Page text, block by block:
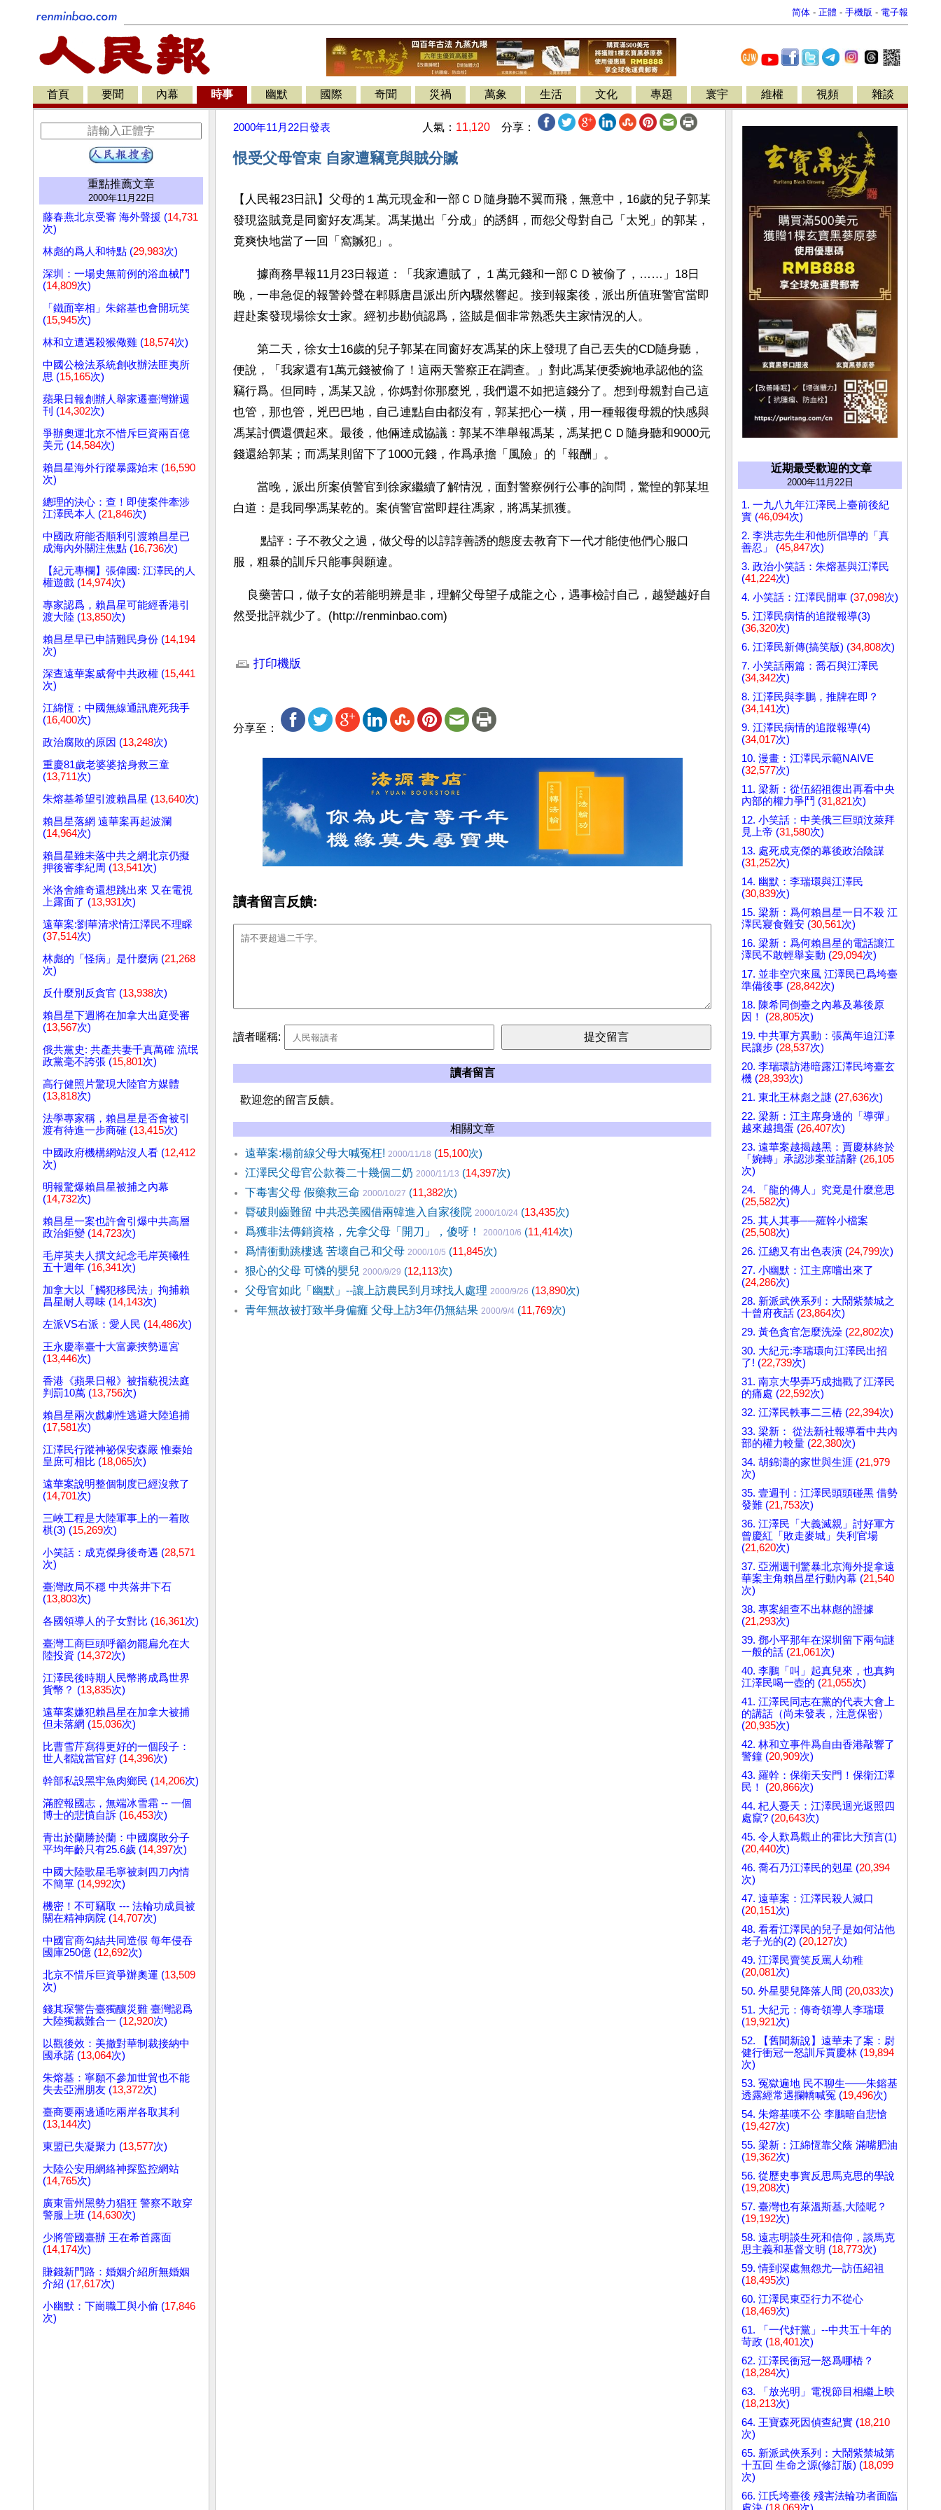
简体 - 正體 - 手機版 - 電子報
首頁 要聞 內幕 時事 幽默 國際 奇聞 災禍 萬象 生活 文化 專題 寰宇 維權 視頻 雜談
重點推薦文章
2000年11月22日
藤春燕北京受審 海外聲援 (14,731
次)
林彪的爲人和特點 (29,983次)
深圳：一場史無前例的浴血械鬥
(14,809次)
「鐵面宰相」朱鎔基也會開玩笑
(15,945次)
林和立遭遇殺猴儆雞 (18,574次)
中國公檢法系統創收辦法匪夷所
思 (15,165次)
蘋果日報創辦人舉家遷臺灣辦週
刊 (14,302次)
爭辦奧運北京不惜斥巨資兩百億
美元 (14,584次)
賴昌星海外行蹤暴露始末 (16,590
次)
總理的決心：查！即使案件牽涉
江澤民本人 (21,846次)
中國政府能否順利引渡賴昌星已
成海內外關注焦點 (16,736次)
【紀元專欄】張偉國: 江澤民的人
權遊戲 (14,974次)
專家認爲，賴昌星可能經香港引
渡大陸 (13,850次)
賴昌星早已申請難民身份 (14,194
次)
深查遠華案威脅中共政權 (15,441
次)
江綿恆：中國無線通訊鹿死我手
(16,400次)
政治腐敗的原因 (13,248次)
重慶81歲老婆婆捨身救三童
(13,711次)
朱熔基希望引渡賴昌星 (13,640次)
賴昌星落網 遠華案再起波瀾
(14,964次)
賴昌星雖未落中共之網北京仍擬
押後審李紀周 (13,541次)
米洛舍維奇還想跳出來 又在電視
上露面了 (13,931次)
遠華案:劉華清求情江澤民不理睬
(37,514次)
林彪的「怪病」是什麼病 (21,268
次)
反什麼別反貪官 (13,938次)
賴昌星下週將在加拿大出庭受審
(13,567次)
俄共黨史: 共產共妻千真萬確 流氓
政黨毫不誇張 (15,801次)
高行健照片驚現大陸官方媒體
(13,818次)
法學專家稱，賴昌星是否會被引
渡有待進一步商確 (13,415次)
中國政府機構網站沒人看 (12,412
次)
明報驚爆賴昌星被捕之內幕
(14,732次)
賴昌星一案也許會引爆中共高層
政治鉅變 (14,723次)
毛岸英夫人撰文紀念毛岸英犧牲
五十週年 (16,341次)
加拿大以「觸犯移民法」拘捕賴
昌星耐人尋味 (14,143次)
左派VS右派：愛人民 (14,486次)
王永慶率臺十大富豪挾勢逼宮
(13,446次)
香港《蘋果日報》被指藐視法庭
判罰10萬 (13,756次)
賴昌星兩次戲劇性逃避大陸追捕
(17,581次)
江澤民行蹤神祕保安森嚴 惟秦始
皇庶可相比 (18,065次)
遠華案說明整個制度已經沒救了
(14,701次)
三峽工程是大陸軍事上的一着敗
棋(3) (15,269次)
小笑話：成克傑身後奇遇 (28,571
次)
臺灣政局不穩 中共落井下石
(13,803次)
各國領導人的子女對比 (16,361次)
臺灣工商巨頭呼籲勿罷扁允在大
陸投資 (14,372次)
江澤民後時期人民幣將成爲世界
貨幣？ (13,835次)
遠華案嫌犯賴昌星在加拿大被捕
但未落網 (15,036次)
比曹雪芹寫得更好的一個段子：
世人都說當官好 (14,396次)
幹部私設黑牢魚肉鄉民 (14,206次)
滿腔報國志，無端冰雪霜 -- 一個
博士的悲憤自訴 (16,453次)
青出於蘭勝於蘭：中國腐敗分子
平均年齡只有25.6歲 (14,397次)
中國大陸歌星毛寧被刺四刀內情
不簡單 (14,992次)
機密！不可竊取 --- 法輪功成員被
關在精神病院 (14,707次)
中國官商勾結共同造假 每年侵吞
國庫250億 (12,692次)
北京不惜斥巨資爭辦奧運 (13,509
次)
錢其琛警告臺獨釀災難 臺灣認爲
大陸獨裁難合一 (12,920次)
以觀後效：美撤對華制裁接納中
國承諾 (13,064次)
朱熔基：寧願不參加世貿也不能
失去亞洲朋友 (13,372次)
臺商要兩邊通吃兩岸各取其利
(13,144次)
東盟已失凝聚力 (13,577次)
大陸公安用網絡神探監控網站
(14,765次)
廣東雷州黑勢力猖狂 警察不敢穿
警服上班 (14,630次)
少將管國臺辦 王在希首露面
(14,174次)
賺錢新門路：婚姻介紹所無婚姻
介紹 (17,617次)
小幽默：下崗職工與小偷 (17,846
次)
2000年11月22日發表 人氣： 11,120 分享：
恨受父母管束 自家遭竊竟與賊分贓
【人民報23日訊】父母的１萬元現金和一部ＣＤ隨身聽不翼而飛，無意中，16歲的兒子郭某
發現盜賊竟是同窗好友馮某。馮某拋出「分成」的誘餌，而怨父母對自己「太兇」的郭某，
竟爽快地當了一回「窩贓犯」。
據商務早報11月23日報道：「我家遭賊了，１萬元錢和一部ＣＤ被偷了，……」18日
晚，一串急促的報警鈴聲在郫縣唐昌派出所內驟然響起。接到報案後，派出所值班警官當即
趕赴案發現場徐女士家。經初步勘偵認爲，盜賊是個非常熟悉失主家情況的人。
第二天，徐女士16歲的兒子郭某在同窗好友馮某的床上發現了自己丟失的CD隨身聽，
便說，「我家還有1萬元錢被偷了！這兩天警察正在調查。」對此馮某便委婉地承認他的盜
竊行爲。但同時，馮某又說，你媽對你那麼兇，我們還不如把這錢分了。想到母親對自己這
也管，那也管，兇巴巴地，自己連點自由都沒有，郭某把心一橫，用一種報復母親的快感與
馮某討價還價起來。最後，他倆達成協議：郭某不準舉報馮某，馮某把ＣＤ隨身聽和9000元
錢還給郭某；而馮某則留下了1000元錢，作爲承擔「風險」的「報酬」。
當晚，派出所案偵警官到徐家繼續了解情況，面對警察例行公事的詢問，驚惶的郭某坦
白道：是我同學馮某乾的。案偵警官當即趕往馮家，將馮某抓獲。
點評：子不教父之過，做父母的以諄諄善誘的態度去教育下一代才能使他們心服口
服，粗暴的訓斥只能事與願違。
然受批評就少了。(http://renminbao.com)
打印機版
分享至：
讀者留言反饋:
讀者暱稱:
讀者留言
歡迎您的留言反饋。
相關文章
遠華案:楊前線父母大喊冤枉! 2000/11/18 (15,100次)
江澤民父母官公款養二十幾個二奶 2000/11/13 (14,397次)
下毒害父母 假藥救三命 2000/10/27 (11,382次)
脣破則齒難留 中共恐美國借兩韓進入自家後院 2000/10/24 (13,435次)
爲獲非法傳銷資格，先拿父母「開刀」，傻呀！
2000/10/6 (11,414次)
爲情衝動跳樓逃 苦壞自己和父母 2000/10/5 (11,845次)
狠心的父母 可憐的嬰兒 2000/9/29 (12,113次)
父母官如此「幽默」--讓上訪農民到月球找人處理 2000/9/26 (13,890次)
青年無故被打致半身偏癱 父母上訪3年仍無結果 2000/9/4 (11,769次)
近期最受歡迎的文章
2000年11月22日
1. 一九八九年江澤民上臺前後紀
實 (46,094次)
2. 李洪志先生和他所倡導的「真
善忍」 (45,847次)
3. 政治小笑話：朱熔基與江澤民
(41,224次)
4. 小笑話：江澤民開車 (37,098次)
5. 江澤民病情的追蹤報導(3)
(36,320次)
6. 江澤民新傳(搞笑版) (34,808次)
7. 小笑話兩篇：喬石與江澤民
(34,342次)
8. 江澤民與李鵬，推牌在即？
(34,141次)
9. 江澤民病情的追蹤報導(4)
(34,017次)
10. 漫畫：江澤民示範NAIVE
(32,577次)
11. 梁新：從伍紹祖復出再看中央
內部的權力爭鬥 (31,821次)
12. 小笑話：中美俄三巨頭汶萊拜
見上帝 (31,580次)
13. 處死成克傑的幕後政治陰謀
(31,252次)
14. 幽默：李瑞環與江澤民
(30,839次)
15. 梁新：爲何賴昌星一日不殺 江
澤民寢食難安 (30,561次)
16. 梁新：爲何賴昌星的電話讓江
澤民不敢輕舉妄動 (29,094次)
17. 並非空穴來風 江澤民已爲垮臺
準備後事 (28,842次)
18. 陳希同倒臺之內幕及幕後原
因！ (28,805次)
19. 中共軍方異動：張萬年迫江澤
民讓步 (28,537次)
20. 李瑞環訪港暗露江澤民垮臺玄
機 (28,393次)
21. 東北王林彪之謎 (27,636次)
22. 梁新：江主席身邊的「導彈」
越來越搗蛋 (26,407次)
23. 遠華案越揭越黑：賈慶林終於
「婉轉」承認涉案並請辭 (26,105
次)
24. 「龍的傳人」究竟是什麼意思
(25,582次)
25. 其人其事──羅幹小檔案
(25,508次)
26. 江總又有出色表演 (24,799次)
27. 小幽默：江主席嚐出來了
(24,286次)
28. 新派武俠系列：大鬧紫禁城之
十曾府夜話 (23,864次)
29. 黃色貪官怎麼洗澡 (22,802次)
30. 大紀元:李瑞環向江澤民出招
了! (22,739次)
31. 南京大學弄巧成拙戳了江澤民
的痛處 (22,592次)
32. 江澤民軼事二三樁 (22,394次)
33. 梁新： 從法新社報導看中共內
部的權力較量 (22,380次)
34. 胡錦濤的家世與生涯 (21,979
次)
35. 壹週刊：江澤民頭頭碰黑 借勢
發難 (21,753次)
36. 江澤民「大義滅親」討好軍方
曾慶紅「敗走麥城」失利官場
(21,620次)
37. 亞洲週刊驚暴北京海外捉拿遠
華案主角賴昌星行動內幕 (21,540
次)
38. 專案組查不出林彪的證據
(21,293次)
39. 鄧小平那年在深圳留下兩句謎
一般的話 (21,061次)
40. 李鵬「叫」起真兒來，也真夠
江澤民喝一壺的 (21,055次)
41. 江澤民同志在黨的代表大會上
的講話（尚未發表，注意保密）
(20,935次)
42. 林和立事件爲自由香港敲響了
警鐘 (20,909次)
43. 羅幹：保衛天安門！保衛江澤
民！ (20,866次)
44. 杞人憂天：江澤民迴光返照四
處竄? (20,643次)
45. 令人歎爲觀止的霍比大預言(1)
(20,440次)
46. 喬石乃江澤民的剋星 (20,394
次)
47. 遠華案：江澤民殺人滅口
(20,151次)
48. 看看江澤民的兒子是如何沾他
老子光的(2) (20,127次)
49. 江澤民賣笑反罵人幼稚
(20,081次)
50. 外星嬰兒降落人間 (20,033次)
51. 大紀元：傳奇領導人李瑞環
(19,921次)
52. 【舊聞新說】遠華未了案：尉
健行衝冠一怒訓斥賈慶林 (19,894
次)
53. 冤獄遍地 民不聊生——朱鎔基
透露經常遇攔轎喊冤 (19,496次)
54. 朱熔基嘆不公 李鵬暗自悲愴
(19,427次)
55. 梁新：江綿恆靠父蔭 滿嘴肥油
(19,362次)
56. 從歷史事實反思馬克思的學說
(19,208次)
57. 臺灣也有萊溫斯基,大陸呢？
(19,192次)
58. 遠志明談生死和信仰，談馬克
思主義和基督文明 (18,773次)
59. 情到深處無怨尤—訪伍紹祖
(18,495次)
60. 江澤民東亞行力不從心
(18,469次)
61. 「一代奸黨」--中共五十年的
苛政 (18,401次)
62. 江澤民衝冠一怒爲哪樁？
(18,284次)
63. 「放光明」電視節目相繼上映
(18,213次)
64. 王寶森死因偵查紀實 (18,210
次)
65. 新派武俠系列：大鬧紫禁城第
十五回 生命之源(修訂版) (18,099
次)
66. 江氏垮臺後 殘害法輪功者面臨
處決 (18,069次)